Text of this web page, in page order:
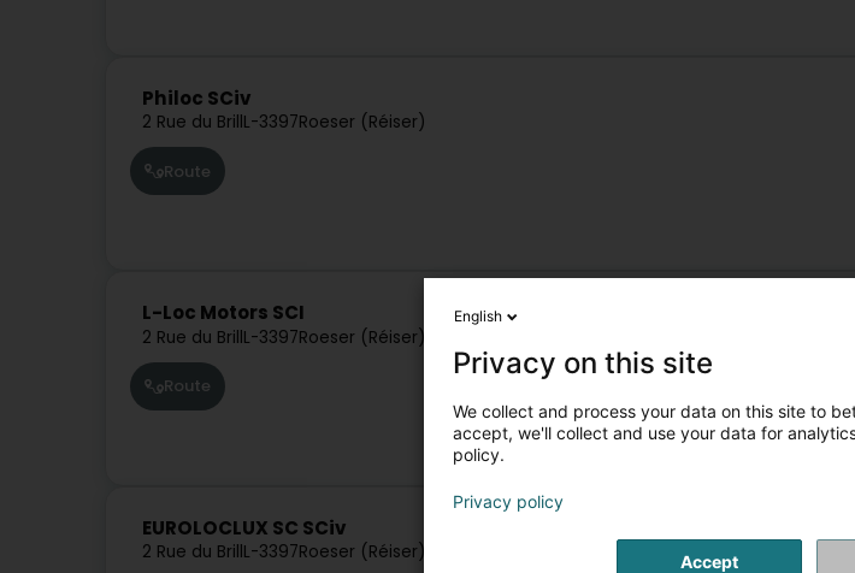
Philoc SCiv
2 Rue du BrillL-3397Roeser (Réiser)
Route
L-Loc Motors SCI
2 Rue du BrillL-3397Roeser (Réiser)
Route
EUROLOCLUX SC SCiv
2 Rue du BrillL-3397Roeser (Réiser)
English
Privacy on this site
We collect and process your data on this site to
accept, we'll collect and use your data for
policy.
Privacy policy
Accept